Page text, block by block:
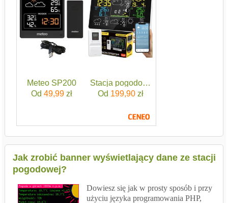
Meteo SP200
Od49,99 zł
Stacja pogodowa pogody termometr
Od 199,90zł
Jak zrobić banner wyświetlający dane ze stacji
pogodowej?
Dowiesz się jak w prosty sposób i przy
użyciu języka programowania PHP,